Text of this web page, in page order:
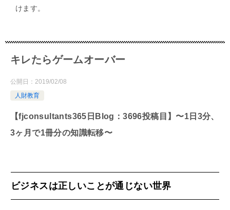
けます。
キレたらゲームオーバー
公開日： 2019/02/08
人財教育
【fjconsultants365日Blog：3696投稿目】〜1日3分、
3ヶ月で1冊分の知識転移〜
ビジネスは正しいことが通じない世界